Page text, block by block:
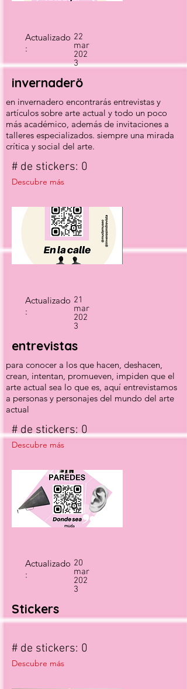
Actualizado
:
22
mar
202
3
invernaderö
en invernadero encontrarás entrevistas y
artículos sobre arte actual y todo un poco
más académico, además de invitaciones a
talleres especializados. siempre una mirada
crítica y social del arte.
# de stickers: 0
Descubre más
Actualizado
:
21
mar
202
3
entrevistas
para conocer a los que hacen, deshacen,
crean, intentan, promueven, impiden que el
arte actual sea lo que es, aquí entrevistamos
a personas y personajes del mundo del arte
actual
# de stickers: 0
Descubre más
Actualizado
:
20
mar
202
3
Stickers
# de stickers: 0
Descubre más